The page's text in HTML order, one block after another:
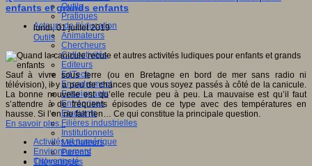
Outils
Pratiques
Acteurs de l'éducation
Animateurs
Chercheurs
Collectivités
Editeurs
EdTech
Encadrement
Enseignants
Entreprises
Etudiants
Filières industrielles
Institutionnels
Médiateurs
Parents
Thématiques
enfants et grands enfants
lundi, 01 juillet 2019
Outils
Sauf à vivre sous terre (ou en Bretagne en bord de mer sans radio ni
télévision), il y a peu de chances que vous soyez passés à côté de la canicule.
La bonne nouvelle est qu’elle recule peu à peu. La mauvaise est qu’il faut
s’attendre à de fréquents épisodes de ce type avec des températures en
hausse. Si l’on ne fait rien… Ce qui constitue la principale question.
En savoir plus...
Activités et numérique
Environnement
Citoyenneté